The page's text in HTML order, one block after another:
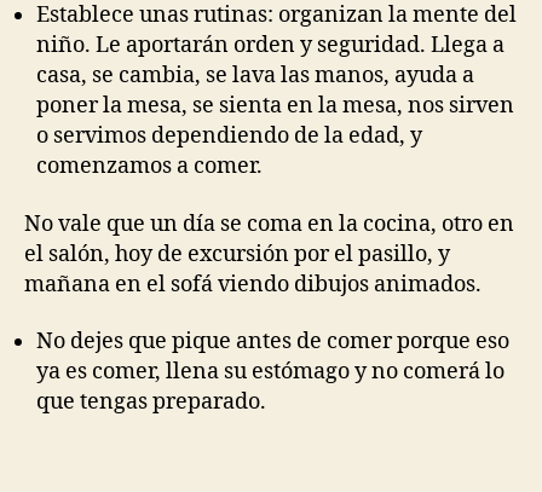
Establece unas rutinas: organizan la mente del
niño. Le aportarán orden y seguridad. Llega a
casa, se cambia, se lava las manos, ayuda a
poner la mesa, se sienta en la mesa, nos sirven
o servimos dependiendo de la edad, y
comenzamos a comer.
No vale que un día se coma en la cocina, otro en
el salón, hoy de excursión por el pasillo, y
mañana en el sofá viendo dibujos animados.
No dejes que pique antes de comer porque eso
ya es comer, llena su estómago y no comerá lo
que tengas preparado.